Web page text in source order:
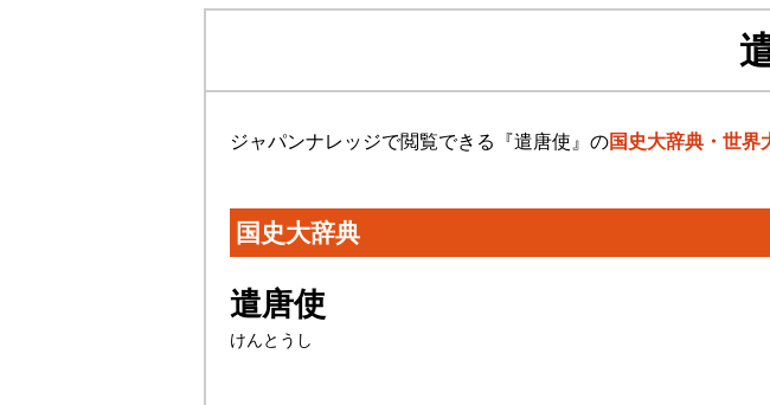
ジャパンナレッジで閲覧できる『遣唐使』の国史大辞典・世界
国史大辞典
遣唐使
けんとうし